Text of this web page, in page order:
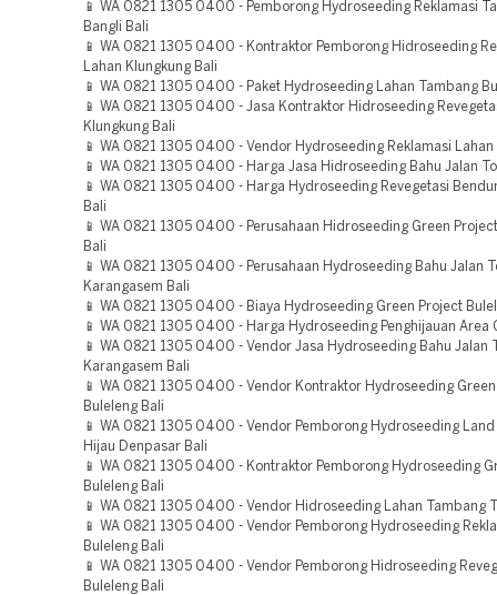
📱 WA 0821 1305 0400 - Pemborong Hydroseeding Reklamasi
Bangli Bali
📱 WA 0821 1305 0400 - Kontraktor Pemborong Hidroseeding
Lahan Klungkung Bali
📱 WA 0821 1305 0400 - Paket Hydroseeding Lahan Tambang
📱 WA 0821 1305 0400 - Jasa Kontraktor Hidroseeding
Klungkung Bali
📱 WA 0821 1305 0400 - Vendor Hydroseeding Reklamasi Lahan
📱 WA 0821 1305 0400 - Harga Jasa Hidroseeding Bahu Jalan
📱 WA 0821 1305 0400 - Harga Hydroseeding Revegetasi
Bali
📱 WA 0821 1305 0400 - Perusahaan Hidroseeding Green
Bali
📱 WA 0821 1305 0400 - Perusahaan Hydroseeding Bahu Jalan
Karangasem Bali
📱 WA 0821 1305 0400 - Biaya Hydroseeding Green Project
📱 WA 0821 1305 0400 - Harga Hydroseeding Penghijauan Area
📱 WA 0821 1305 0400 - Vendor Jasa Hydroseeding Bahu Jalan
Karangasem Bali
📱 WA 0821 1305 0400 - Vendor Kontraktor Hydroseeding
Buleleng Bali
📱 WA 0821 1305 0400 - Vendor Pemborong Hydroseeding
Hijau Denpasar Bali
📱 WA 0821 1305 0400 - Kontraktor Pemborong Hydroseeding
Buleleng Bali
📱 WA 0821 1305 0400 - Vendor Hidroseeding Lahan Tambang
📱 WA 0821 1305 0400 - Vendor Pemborong Hydroseeding
Buleleng Bali
📱 WA 0821 1305 0400 - Vendor Pemborong Hidroseeding
Buleleng Bali